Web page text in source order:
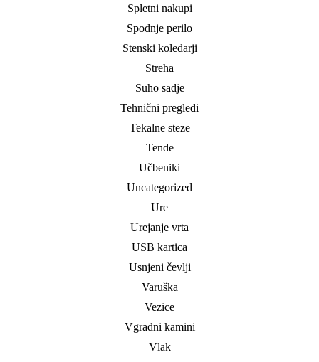
Spletni nakupi
Spodnje perilo
Stenski koledarji
Streha
Suho sadje
Tehnični pregledi
Tekalne steze
Tende
Učbeniki
Uncategorized
Ure
Urejanje vrta
USB kartica
Usnjeni čevlji
Varuška
Vezice
Vgradni kamini
Vlak